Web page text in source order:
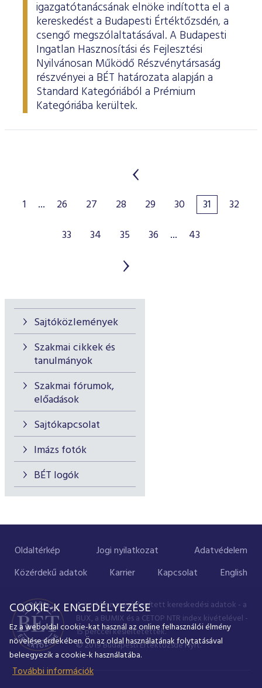
Sajtóközlemények
Szakmai cikkek és
tanulmányok
Szakmai fórumok,
előadások
Sajtókapcsolat
Imázs fotók
BÉT logók
igazgatótanácsának elnöke indította el a
kereskedést a Budapesti Értéktőzsdén, a
csengő megszólaltatásával. A Budapesti
Ingatlan Hasznosítási és Fejlesztési
Nyilvánosan Működő Részvénytársaság
részvényei a BÉT határozata alapján a
Standard Kategóriából a Prémium
Kategóriába kerültek.
1 ... 26 27 28 29 30 31
32
33
34 35 36 ... 43
Oldaltérkép Jogi nyilatkozat
Adatvédelem
Közérdekű adatok
Karrier Kapcsolat English
A portálon megjelenített kereskedési adatok - a
BUX, a BUMIX és a CETOP NTR index kivételével -
15 perccel késleltetettek.
© 2019 Budapesti Értéktőzsde Nyrt.
COOKIE-K ENGEDÉLYEZÉSE
Ez a weboldal cookie-kat használ az online felhasználói élmény
növelése érdekében. Ön az oldal használatának folytatásával
beleegyezik a cookie-k használatába.
További információk